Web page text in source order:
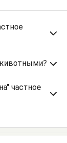
частное